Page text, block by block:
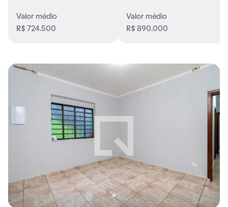
Valor médio
R$ 724.500
Valor médio
R$ 890.000